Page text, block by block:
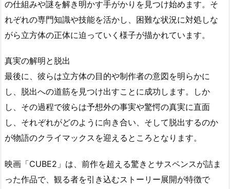
の仕組みや謎を解き明かす手がかりを見つけ始めます。そ
れぞれの専門知識や技能を活かし、困難な状況に対処しな
がら立方体の正体に迫っていく様子が描かれています。
真実の解明と脱出
最後に、彼らは立方体の目的や制作者の意図を明らかに
し、脱出への道筋を見つけ出すことに成功します。しか
し、その過程で彼らは予想外の事実や驚愕の真実に直面
し、それぞれがどのように向き合い、そして脱出するのか
が物語のクライマックスを迎えるところとなります。
映画「CUBE2」は、前作を超える驚きとサスペンスが詰ま
った作品で、観る者を引き込むストーリー展開が特徴で